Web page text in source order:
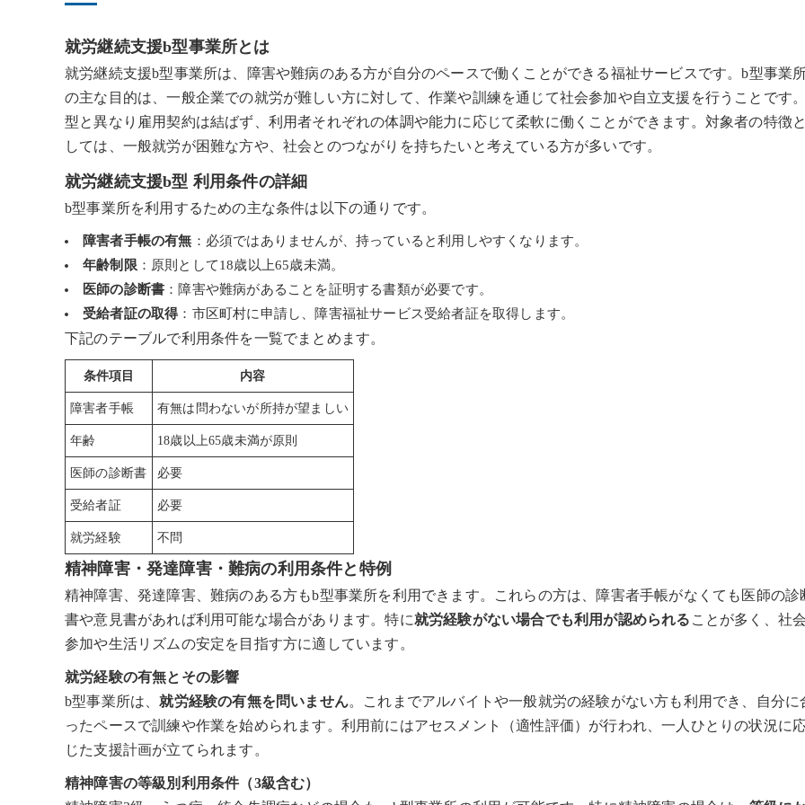
就労継続支援b型事業所とは
就労継続支援b型事業所は、障害や難病のある方が自分のペースで働くことができる福祉サービスです。b型事業
の主な目的は、一般企業での就労が難しい方に対して、作業や訓練を通じて社会参加や自立支援を行うことです
型と異なり雇用契約は結ばず、利用者それぞれの体調や能力に応じて柔軟に働くことができます。対象者の特徴と
しては、一般就労が困難な方や、社会とのつながりを持ちたいと考えている方が多いです。
就労継続支援b型 利用条件の詳細
b型事業所を利用するための主な条件は以下の通りです。
障害者手帳の有無 ：必須ではありませんが、持っていると利用しやすくなります。
年齢制限 ：原則として18歳以上65歳未満。
医師の診断書 ：障害や難病があることを証明する書類が必要です。
受給者証の取得：市区町村に申請し、障害福祉サービス受給者証を取得します。
下記のテーブルで利用条件を一覧でまとめます。
条件項目 内容
障害者手帳 有無は問わないが所持が望ましい
年齢 18歳以上65歳未満が原則
医師の診断書 必要
受給者証 必要
就労経験 不問
精神障害・発達障害・難病の利用条件と特例
精神障害、発達障害、難病のある方もb型事業所を利用できます。これらの方は、障害者手帳がなくても医師の診
書や意見書があれば利用可能な場合があります。特に就労経験がない場合でも利用が認められる ことが多く、社会
参加や生活リズムの安定を目指す方に適しています。
就労経験の有無とその影響
b型事業所は、就労経験の有無を問いません。これまでアルバイトや一般就労の経験がない方も利用でき、自分に
ったペースで訓練や作業を始められます。利用前にはアセスメント（適性評価）が行われ、一人ひとりの状況に
じた支援計画が立てられます。
精神障害の等級別利用条件（3級含む）